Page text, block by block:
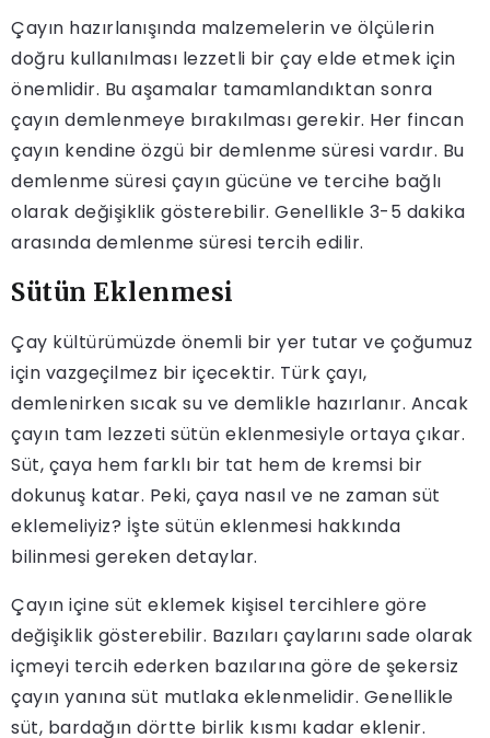
Çayın hazırlanışında malzemelerin ve ölçülerin
doğru kullanılması lezzetli bir çay elde etmek için
önemlidir. Bu aşamalar tamamlandıktan sonra
çayın demlenmeye bırakılması gerekir. Her fincan
çayın kendine özgü bir demlenme süresi vardır. Bu
demlenme süresi çayın gücüne ve tercihe bağlı
olarak değişiklik gösterebilir. Genellikle 3-5 dakika
arasında demlenme süresi tercih edilir.
Sütün Eklenmesi
Çay kültürümüzde önemli bir yer tutar ve çoğumuz
için vazgeçilmez bir içecektir. Türk çayı,
demlenirken sıcak su ve demlikle hazırlanır. Ancak
çayın tam lezzeti sütün eklenmesiyle ortaya çıkar.
Süt, çaya hem farklı bir tat hem de kremsi bir
dokunuş katar. Peki, çaya nasıl ve ne zaman süt
eklemeliyiz? İşte sütün eklenmesi hakkında
bilinmesi gereken detaylar.
Çayın içine süt eklemek kişisel tercihlere göre
değişiklik gösterebilir. Bazıları çaylarını sade olarak
içmeyi tercih ederken bazılarına göre de şekersiz
çayın yanına süt mutlaka eklenmelidir. Genellikle
süt, bardağın dörtte birlik kısmı kadar eklenir.